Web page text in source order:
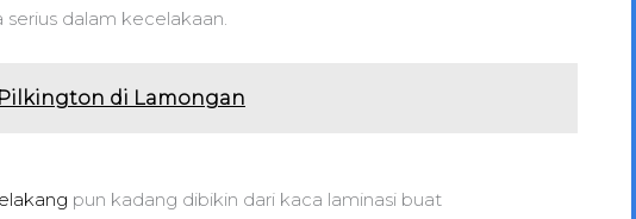
dalam kecelakaan.
di Lamongan
pun kadang dibikin dari kaca laminasi buat